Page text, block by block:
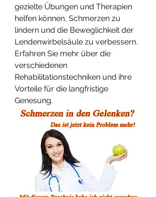
gezielte Übungen und Therapien
helfen können, Schmerzen zu
lindern und die Beweglichkeit der
Lendenwirbelsäule zu verbessern.
Erfahren Sie mehr über die
verschiedenen
Rehabilitationstechniken und ihre
Vorteile für die langfristige
Genesung.